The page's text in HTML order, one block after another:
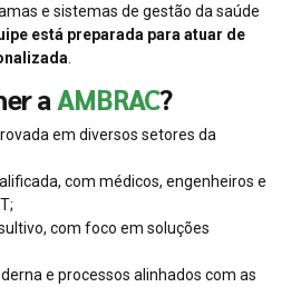
e sistemas de gestão da saúde
está preparada para atuar de
aAMBRAC?
em diversos setores da
com médicos, engenheiros e
com foco em soluções
e processos alinhados com as